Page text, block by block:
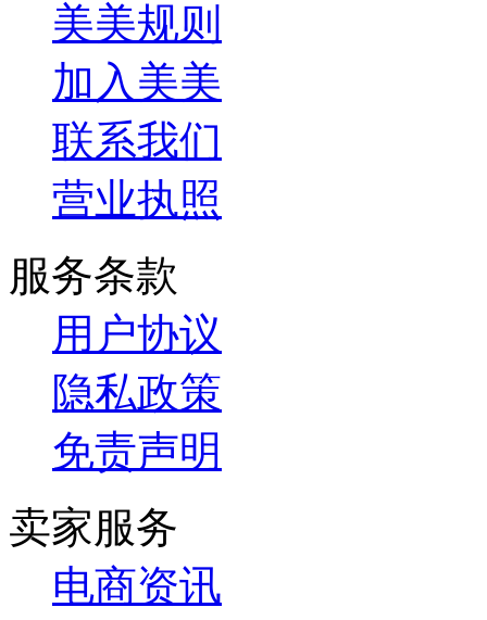
美美规则
加入美美
联系我们
营业执照
服务条款
用户协议
隐私政策
免责声明
卖家服务
电商资讯